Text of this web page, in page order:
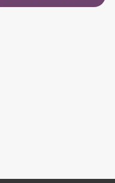
Mất Giữa Trời Xanh Xem